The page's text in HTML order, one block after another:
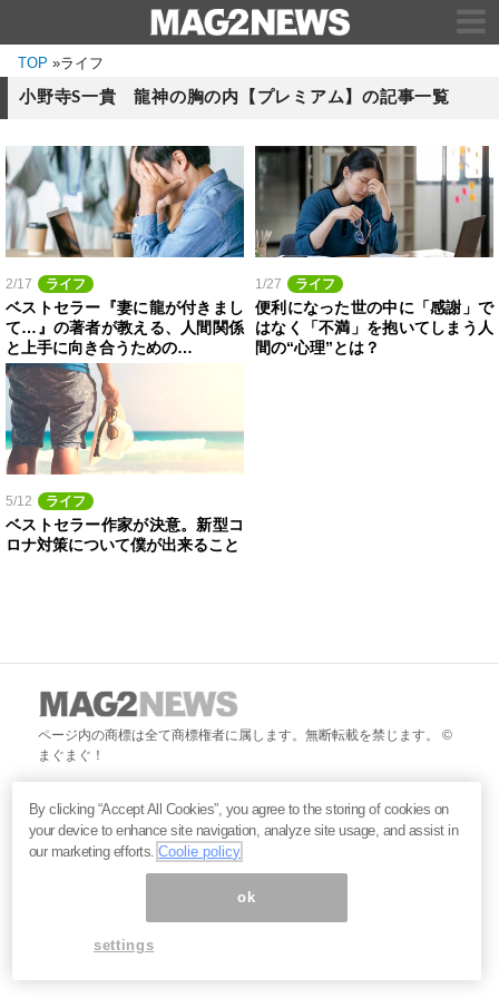
TOP »ライフ
小野寺S一貴 龍神の胸の内【プレミアム】の記事一覧
2/17 ライフ
ベストセラー『妻に龍が付きまし
て…』の著者が教える、人間関係
と上手に向き合うための…
1/27 ライフ
便利になった世の中に「感謝」で
はなく「不満」を抱いてしまう人
間の“心理”とは？
5/12 ライフ
ベストセラー作家が決意。新型コ
ロナ対策について僕が出来ること
ページ内の商標は全て商標権者に属します。無断転載を禁じます。 ©
まぐまぐ！
By clicking “Accept All Cookies”, you agree to the storing of cookies on
your device to enhance site navigation, analyze site usage, and assist in
our marketing efforts.Coolie policy
ok
settings